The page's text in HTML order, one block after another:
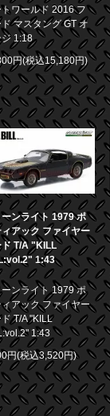
トワールド 2016 フ
マスタング GT オ
1:18
円(税込15,180円)
ーンライト 1979 ポ
アック ファイヤー
ド T/A "KILL
1:43
ンライト 1979 ポ
ィアック ファイヤー
T/A "KILL
1:43
円(税込3,520円)